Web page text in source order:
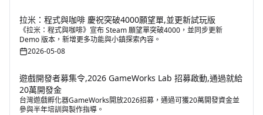
拉米：程式與咖啡 慶祝突破4000願望單,並更新試玩版
《拉米：程式與咖啡》宣布 Steam 願望單突破4000，並同步更新
Demo 版本，新增更多功能與小鎮探索內容。
2026-05-08
遊戲開發者募集令,2026 GameWorks Lab 招募啟動,通過就給
20萬開發金
台灣遊戲孵化器GameWorks開放2026招募，通過可獲20萬開發資金並
參與半年培訓與製作指導。